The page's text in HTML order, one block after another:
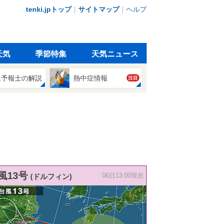
tenki.jpトップ｜ サイトマップ｜ ヘルプ
気 季節特集 天気ニュース
報士の解説 熱中症情報 注目
13号 (ドルフィン) 06日13:00現在